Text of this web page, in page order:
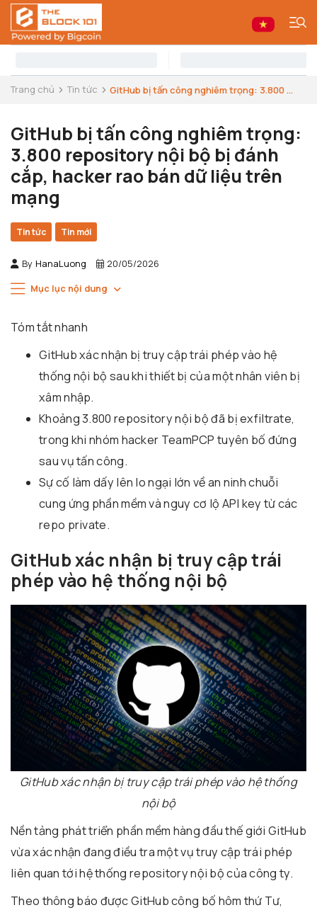
Trang chủ Tin tức GitHub bị tấn công nghiêm trọng: 3.800 ...
GitHub bị tấn công nghiêm trọng:
3.800 repository nội bộ bị đánh
cắp, hacker rao bán dữ liệu trên
mạng
Tin tức Tin mới
By HanaLuong 20/05/2026
Mục lục nội dung
Tóm tắt nhanh
GitHub xác nhận bị truy cập trái phép vào hệ
thống nội bộ sau khi thiết bị của một nhân viên bị
xâm nhập.
Khoảng 3.800 repository nội bộ đã bị exfiltrate,
trong khi nhóm hacker TeamPCP tuyên bố đứng
sau vụ tấn công.
Sự cố làm dấy lên lo ngại lớn về an ninh chuỗi
cung ứng phần mềm và nguy cơ lộ API key từ các
repo private.
GitHub xác nhận bị truy cập trái
phép vào hệ thống nội bộ
GitHub xác nhận bị truy cập trái phép vào hệ thống
nội bộ
Nền tảng phát triển phần mềm hàng đầu thế giớiGitHub
vừa xác nhận đang điều tra một vụ truy cập trái phép
liên quan tới hệ thống repository nội bộ của công ty.
Theo thông báo được GitHub công bố hôm thứ Tư,